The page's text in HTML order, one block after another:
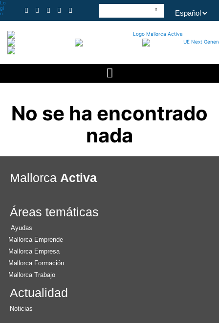
Lo
gi
n
No se ha encontrado
nada
Mallorca Activa
Áreas temáticas
Ayudas
Mallorca Emprende
Mallorca Empresa
Mallorca Formación
Mallorca Trabajo
Actualidad
Noticias